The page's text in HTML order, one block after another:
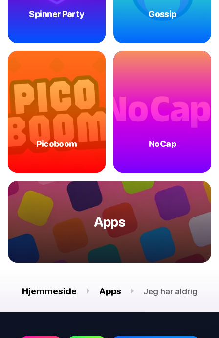
Spinner Party Gossip
Picoboom NoCap
Apps
Hjemmeside Apps Jeg har aldrig